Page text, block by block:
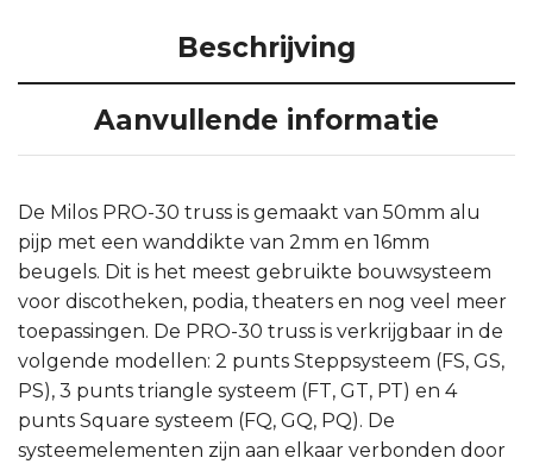
Beschrijving
Aanvullende informatie
De Milos PRO-30 truss is gemaakt van 50mm alu
pijp met een wanddikte van 2mm en 16mm
beugels. Dit is het meest gebruikte bouwsysteem
voor discotheken, podia, theaters en nog veel meer
toepassingen. De PRO-30 truss is verkrijgbaar in de
volgende modellen: 2 punts Steppsysteem (FS, GS,
PS), 3 punts triangle systeem (FT, GT, PT) en 4
punts Square systeem (FQ, GQ, PQ). De
systeemelementen zijn aan elkaar verbonden door